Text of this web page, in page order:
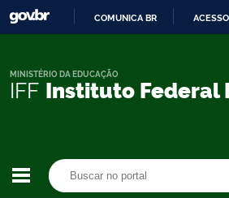
COMUNICA BR
IFF Instituto Federal
MINISTÉRIO DA EDUCAÇÃO